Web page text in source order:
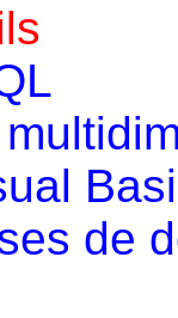
de